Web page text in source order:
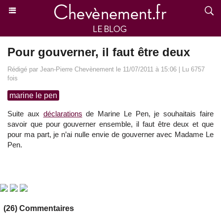
Pour gouverner, il faut être deux
Rédigé par Jean-Pierre Chevènement le 11/07/2011 à 15:06 | Lu 6757
fois
marine le pen
Suite aux déclarations de Marine Le Pen, je souhaitais faire
savoir que pour gouverner ensemble, il faut être deux et que
pour ma part, je n’ai nulle envie de gouverner avec Madame Le
Pen.
(26) Commentaires